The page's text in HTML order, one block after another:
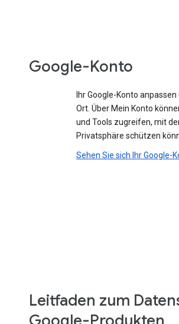
Google-Konto
Ihr Google-Konto
Ort. Über Mein Konto
und Tools zugreifen, mit
Privatsphäre schützen
Sehen Sie sich Ihr Google-
Leitfaden zum